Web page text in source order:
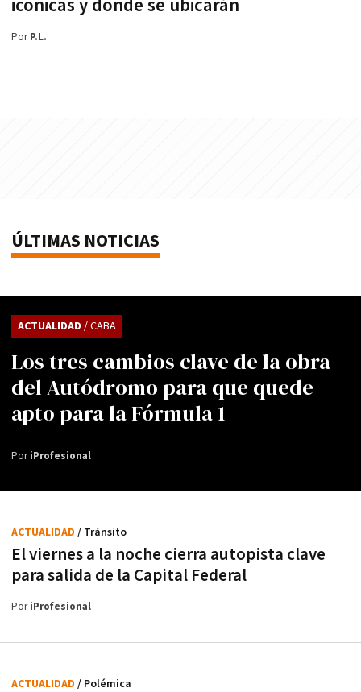
icónicas y dónde se ubicarán
PorP.L.
ÚLTIMAS NOTICIAS
Los tres cambios clave de la obra
del Autódromo para que quede
apto para la Fórmula 1
ACTUALIDAD / CABA
PoriProfesional
El viernes a la noche cierra autopista clave
para salida de la Capital Federal
ACTUALIDAD / Tránsito
PoriProfesional
ACTUALIDAD / Polémica